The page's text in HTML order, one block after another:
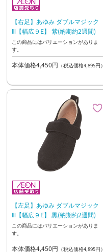
【右足】あゆみ ダブルマジック
Ⅲ【幅広９E】 紫(納期約2週間)
この商品にはバリエーションがありま
す。
本体価格4,450円 （税込価格4,895円）
【左足】あゆみ ダブルマジック
Ⅲ【幅広９E】 黒(納期約2週間)
この商品にはバリエーションがありま
す。
本体価格4,450円 （税込価格4,895円）